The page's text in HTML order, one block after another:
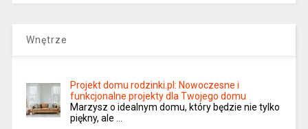
Wnętrze
Projekt domu rodzinki.pl: Nowoczesne i
funkcjonalne projekty dla Twojego domu
Marzysz o idealnym domu, który będzie nie tylko
piękny, ale …